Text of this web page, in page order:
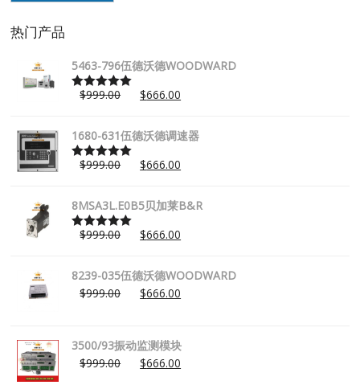
热门产品
5463-796伍德沃德WOODWARD
Rated5.00
$999.00 $666.00
1680-631伍德沃德调速器
Rated5.00
$999.00 $666.00
8MSA3L.E0B5贝加莱B&R
Rated5.00
$999.00 $666.00
8239-035伍德沃德WOODWARD
$999.00 $666.00
3500/93振动监测模块
$999.00 $666.00